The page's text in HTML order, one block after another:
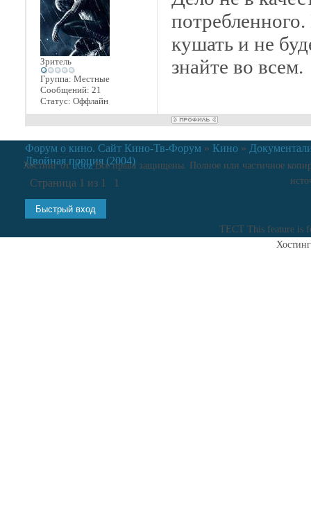
Зритель
Группа: Местные
Сообщений: 21
Статус: Оффлайн
кушать и не
знайте во всем.
Форум о кино. Сайт Кино-Тв-Форум » Кино »
Двойная порция (2004)
Страница 1 из 1 1
ТЕСТ This feature is
Хостинг отuCozВсе права защищены. Полное или частичное